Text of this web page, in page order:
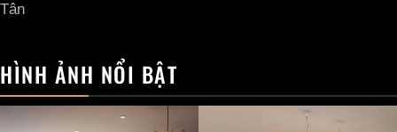
Tân
HÌNH ẢNH NỔI BẬT